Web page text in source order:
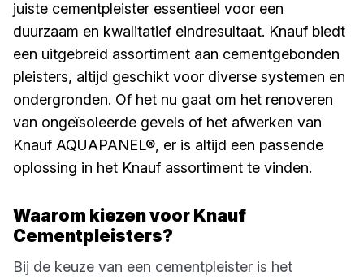
juiste cementpleister essentieel voor een
duurzaam en kwalitatief eindresultaat. Knauf biedt
een uitgebreid assortiment aan cementgebonden
pleisters, altijd geschikt voor diverse systemen en
ondergronden. Of het nu gaat om het renoveren
van ongeïsoleerde gevels of het afwerken van
Knauf AQUAPANEL®, er is altijd een passende
oplossing in het Knauf assortiment te vinden.
Waarom kiezen voor Knauf
Cementpleisters?
Bij de keuze van een cementpleister is het